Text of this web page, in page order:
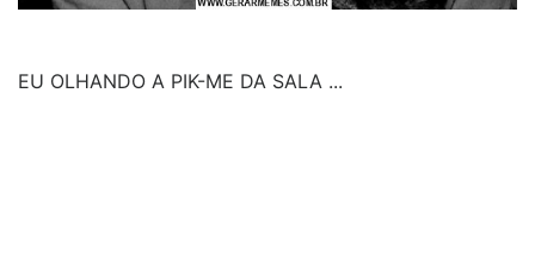
EU OLHANDO A PIK-ME DA SALA ...